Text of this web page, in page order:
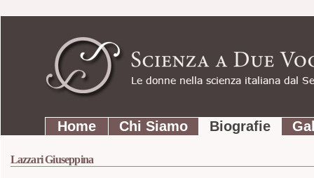
contenuti.
Strumenti
personali
SezioniHome Chi Siamo Biografie
Lazzari Giuseppina